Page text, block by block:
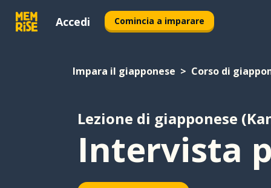
Accedi Comincia a imparare
Impara il giapponese Corso di
Lezione di giapponese
Intervista